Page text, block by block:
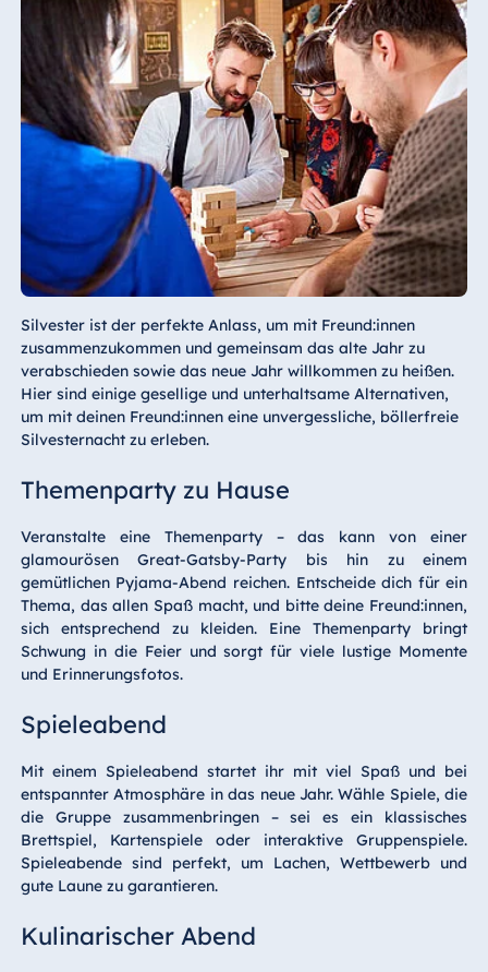
Silvester ist der perfekte Anlass, um mit Freund:innen
zusammenzukommen und gemeinsam das alte Jahr zu
verabschieden sowie das neue Jahr willkommen zu heißen.
Hier sind einige gesellige und unterhaltsame Alternativen,
um mit deinen Freund:innen eine unvergessliche, böllerfreie
Silvesternacht zu erleben.
Themenparty zu Hause
Veranstalte eine Themenparty – das kann von einer
glamourösen Great-Gatsby-Party bis hin zu einem
gemütlichen Pyjama-Abend reichen. Entscheide dich für ein
Thema, das allen Spaß macht, und bitte deine Freund:innen,
sich entsprechend zu kleiden. Eine Themenparty bringt
Schwung in die Feier und sorgt für viele lustige Momente
und Erinnerungsfotos.
Spieleabend
Mit einem Spieleabend startet ihr mit viel Spaß und bei
entspannter Atmosphäre in das neue Jahr. Wähle Spiele, die
die Gruppe zusammenbringen – sei es ein klassisches
Brettspiel, Kartenspiele oder interaktive Gruppenspiele.
Spieleabende sind perfekt, um Lachen, Wettbewerb und
gute Laune zu garantieren.
Kulinarischer Abend